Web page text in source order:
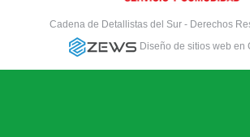
Cadena de Detallistas del Sur - Derechos
Diseño de sitios web en